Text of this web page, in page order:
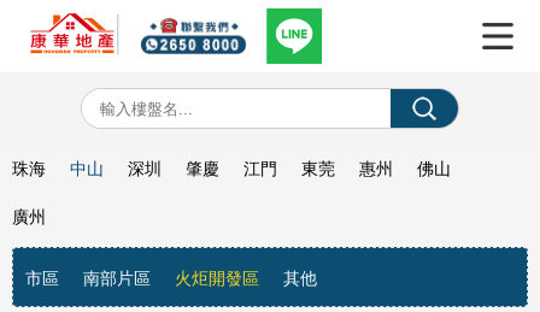
珠海 中山
市區 南部片區 火炬開發區 其他
深圳 肇慶 江門 東莞 惠州 佛山
廣州